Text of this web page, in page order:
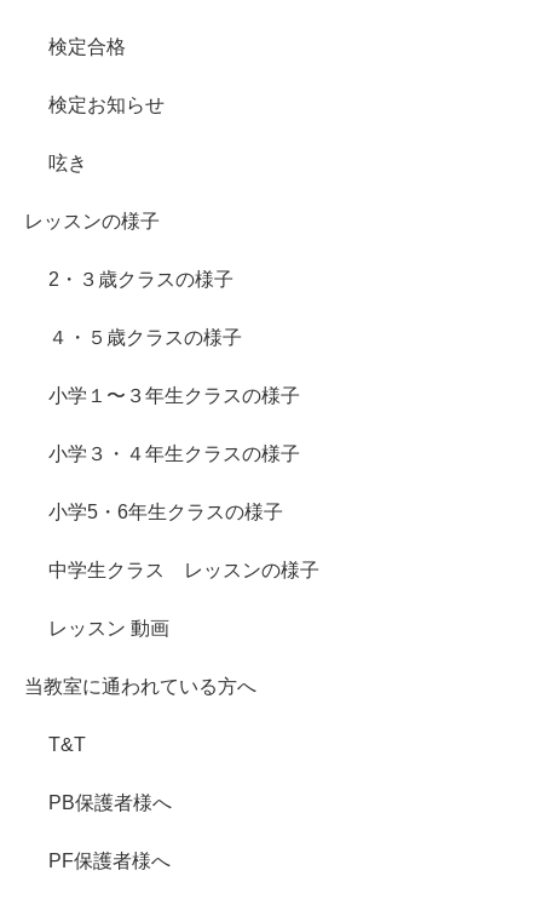
検定合格
検定お知らせ
呟き
レッスンの様子
2・３歳クラスの様子
４・５歳クラスの様子
小学１〜３年生クラスの様子
小学３・４年生クラスの様子
小学5・6年生クラスの様子
中学生クラス レッスンの様子
レッスン 動画
当教室に通われている方へ
T&T
PB保護者様へ
PF保護者様へ